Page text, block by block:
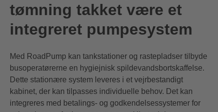
tømning takket være et
integreret pumpesystem
Med RoadPump kan tankstationer og rastepladser tilbyde
busoperatørerne en hygiejnisk spildevandsbortskaffelse.
Dette stationære system leveres i et vejrbestandigt
kabinet, der kan tilpasses individuelle behov. Det kan
integreres med betalings- og godkendelsessystemer for